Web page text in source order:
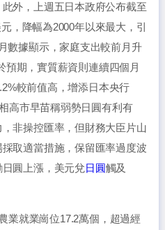
外，上週五日本政府公布截至
，降幅為2000年以來最大，引
數據顯示，家庭支出較前月升
預期，實質薪資則連續四個月
較前值高，增添日本央行
高市早苗稱弱勢日圓有利有
非操控匯率，但財務大臣片山
取適當措施，保留匯率過度波
圓上漲，美元兌日圓觸及
就業崗位17.2萬個，超過經